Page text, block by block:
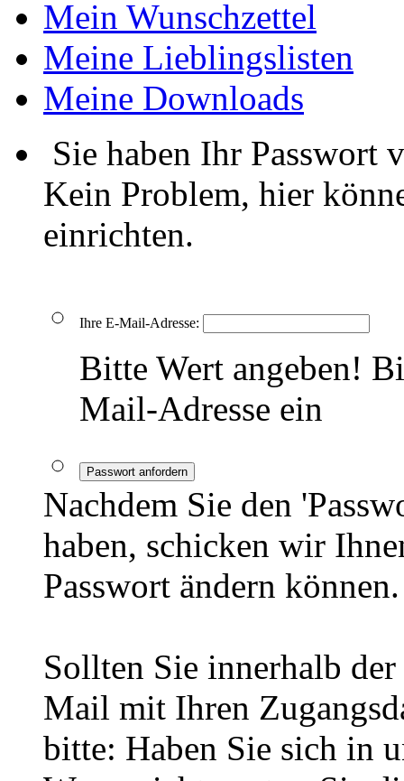
Mein Wunschzettel
Meine Lieblingslisten
Meine Downloads
Sie haben Ihr Passwort
Kein Problem, hier
einrichten.
Ihre E-Mail-Adresse:
Bitte Wert angeben!
Mail-Adresse ein
Passwort anfordern
Nachdem Sie den
haben, schicken wir
Passwort ändern können.
Sollten Sie innerhalb
Mail mit Ihren
bitte: Haben Sie sich in